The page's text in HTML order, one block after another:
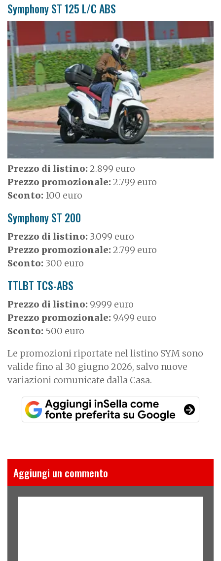
Symphony ST 125 L/C ABS
I
m
a
g
e
Prezzo di listino: 2.899 euro
Prezzo promozionale: 2.799 euro
Sconto: 100 euro
Symphony ST 200
Prezzo di listino: 3.099 euro
Prezzo promozionale: 2.799 euro
Sconto: 300 euro
TTLBT TCS-ABS
Prezzo di listino: 9.999 euro
Prezzo promozionale: 9.499 euro
Sconto: 500 euro
Le promozioni riportate nel listino SYM sono
valide fino al 30 giugno 2026, salvo nuove
variazioni comunicate dalla Casa.
Aggiungi un commento